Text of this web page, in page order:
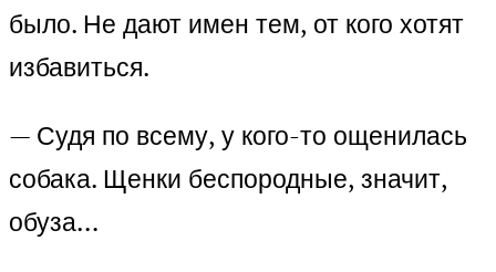
было. Не дают имен тем, от кого хотят
избавиться.
— Судя по всему, у кого-то ощенилась
собака. Щенки беспородные, значит,
обуза…